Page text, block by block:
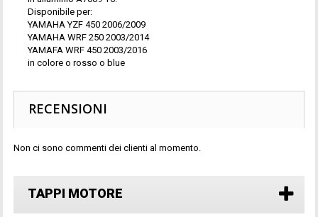
Disponibile per:
YAMAHA YZF 450 2006/2009
YAMAHA WRF 250 2003/2014
YAMAFA WRF 450 2003/2016
in colore o rosso o blue
RECENSIONI
Non ci sono commenti dei clienti al momento.
TAPPI MOTORE